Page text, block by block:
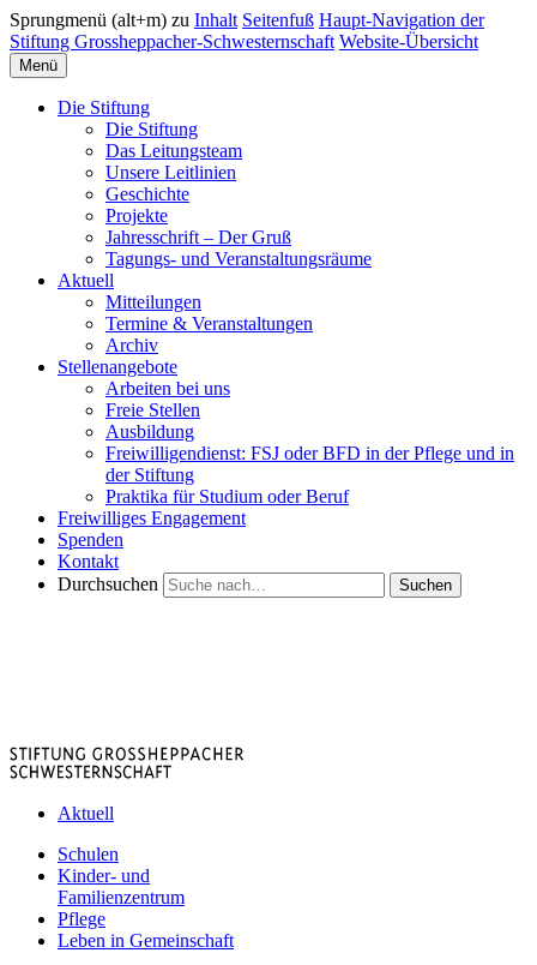
Sprungmenü (alt+m) zu Inhalt Seitenfuß Haupt-Navigation der
Stiftung Grossheppacher-Schwesternschaft Website-Übersicht
Menü
Die Stiftung
Die Stiftung
Das Leitungsteam
Unsere Leitlinien
Geschichte
Projekte
Jahresschrift – Der Gruß
Tagungs- und Veranstaltungsräume
Aktuell
Mitteilungen
Termine & Veranstaltungen
Archiv
Stellenangebote
Arbeiten bei uns
Freie Stellen
Ausbildung
Freiwilligendienst: FSJ oder BFD in der Pflege und in
der Stiftung
Praktika für Studium oder Beruf
Freiwilliges Engagement
Spenden
Kontakt
Durchsuchen
Suchen
Aktuell
Schulen
Kinder- und
Familienzentrum
Pflege
Leben in Gemeinschaft